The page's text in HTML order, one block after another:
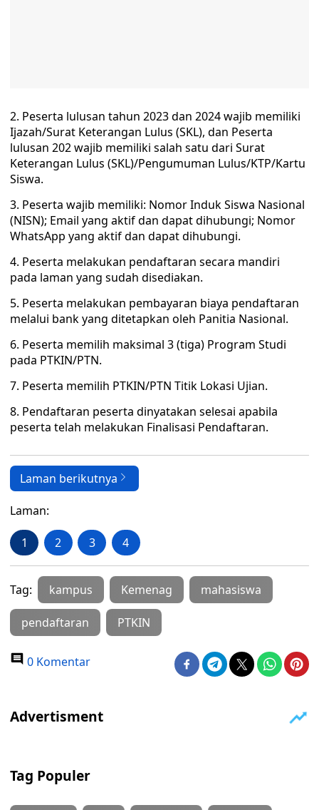
2. Peserta lulusan tahun 2023 dan 2024 wajib memiliki
Ijazah/Surat Keterangan Lulus (SKL), dan Peserta
lulusan 202 wajib memiliki salah satu dari Surat
Keterangan Lulus (SKL)/Pengumuman Lulus/KTP/Kartu
Siswa.
3. Peserta wajib memiliki: Nomor Induk Siswa Nasional
(NISN); Email yang aktif dan dapat dihubungi; Nomor
WhatsApp yang aktif dan dapat dihubungi.
4. Peserta melakukan pendaftaran secara mandiri
pada laman yang sudah disediakan.
5. Peserta melakukan pembayaran biaya pendaftaran
melalui bank yang ditetapkan oleh Panitia Nasional.
6. Peserta memilih maksimal 3 (tiga) Program Studi
pada PTKIN/PTN.
7. Peserta memilih PTKIN/PTN Titik Lokasi Ujian.
8. Pendaftaran peserta dinyatakan selesai apabila
peserta telah melakukan Finalisasi Pendaftaran.
Laman berikutnya
Laman:
1 2 3 4
Tag: kampus Kemenag mahasiswa
pendaftaran PTKIN
0 Komentar
Tag Populer